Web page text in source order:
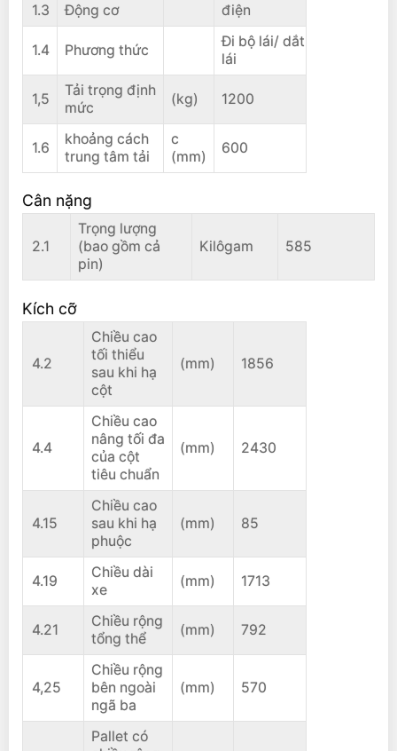
1.3
Động cơ điện
1.4 Phương thức
Đi bộ lái/ dắt
lái
1,5
Tải trọng định
mức
(kg) 1200
1.6
khoảng cách
trung tâm tải
c
(mm)
600
Cân nặng
2.1
Trọng lượng
(bao gồm cả
pin)
Kilôgam 585
Kích cỡ
4.2
Chiều cao
tối thiểu
sau khi hạ
cột
(mm) 1856
4.4
Chiều cao
nâng tối đa
của cột
tiêu chuẩn
(mm) 2430
4.15
Chiều cao
sau khi hạ
phuộc
(mm) 85
4.19
Chiều dài
xe
(mm) 1713
4.21
Chiều rộng
tổng thể
(mm) 792
4,25
Chiều rộng
bên ngoài
ngã ba
(mm) 570
Pallet có